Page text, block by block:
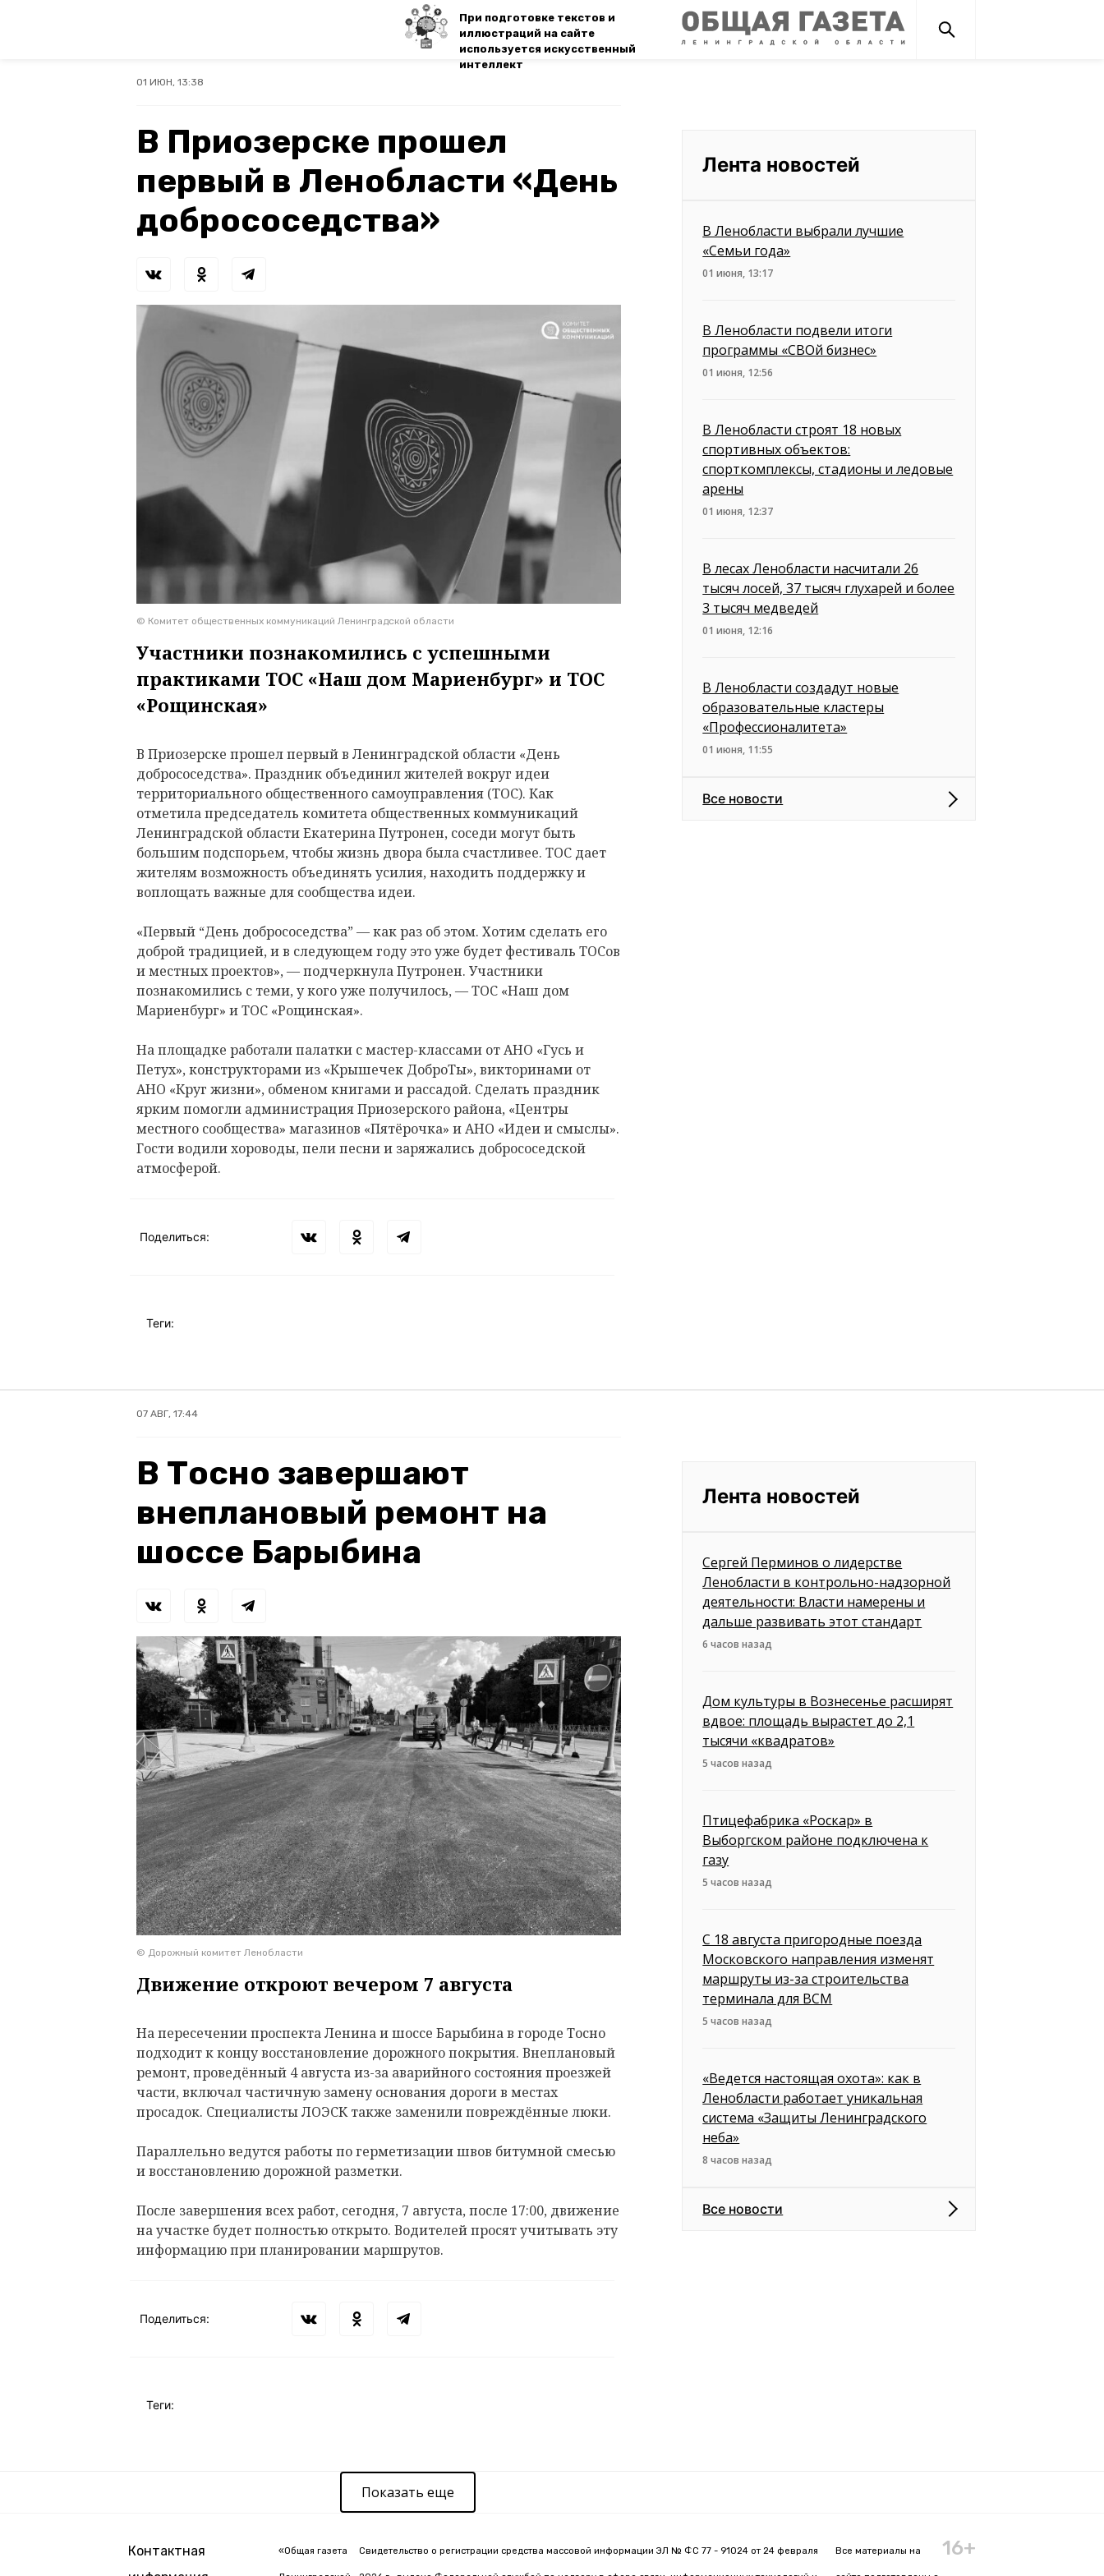
При подготовке текстов и
иллюстраций на сайте
используется искусственный
интеллект
01 ИЮН, 13:38
В Приозерске прошел
первый в Ленобласти «День
добрососедства»
© Комитет общественных коммуникаций Ленинградской области
Участники познакомились с успешными
практиками ТОС «Наш дом Мариенбург» и ТОС
«Рощинская»
В Приозерске прошел первый в Ленинградской области «День
добрососедства». Праздник объединил жителей вокруг идеи
территориального общественного самоуправления (ТОС). Как
отметила председатель комитета общественных коммуникаций
Ленинградской области Екатерина Путронен, соседи могут быть
большим подспорьем, чтобы жизнь двора была счастливее. ТОС дает
жителям возможность объединять усилия, находить поддержку и
воплощать важные для сообщества идеи.
«Первый “День добрососедства” — как раз об этом. Хотим сделать его
доброй традицией, и в следующем году это уже будет фестиваль ТОСов
и местных проектов», — подчеркнула Путронен. Участники
познакомились с теми, у кого уже получилось, — ТОС «Наш дом
Мариенбург» и ТОС «Рощинская».
На площадке работали палатки с мастер-классами от АНО «Гусь и
Петух», конструкторами из «Крышечек ДоброТы», викторинами от
АНО «Круг жизни», обменом книгами и рассадой. Сделать праздник
ярким помогли администрация Приозерского района, «Центры
местного сообщества» магазинов «Пятёрочка» и АНО «Идеи и смыслы».
Гости водили хороводы, пели песни и заряжались добрососедской
атмосферой.
Поделиться:
Теги:
Лента новостей
В Ленобласти выбрали лучшие
«Семьи года»
01 июня, 13:17
В Ленобласти подвели итоги
программы «СВОй бизнес»
01 июня, 12:56
В Ленобласти строят 18 новых
спортивных объектов:
спорткомплексы, стадионы и ледовые
арены
01 июня, 12:37
В лесах Ленобласти насчитали 26
тысяч лосей, 37 тысяч глухарей и более
3 тысяч медведей
01 июня, 12:16
В Ленобласти создадут новые
образовательные кластеры
«Профессионалитета»
01 июня, 11:55
Все новости
07 АВГ, 17:44
В Тосно завершают
внеплановый ремонт на
шоссе Барыбина
© Дорожный комитет Ленобласти
Движение откроют вечером 7 августа
На пересечении проспекта Ленина и шоссе Барыбина в городе Тосно
подходит к концу восстановление дорожного покрытия. Внеплановый
ремонт, проведённый 4 августа из-за аварийного состояния проезжей
части, включал частичную замену основания дороги в местах
просадок. Специалисты ЛОЭСК также заменили повреждённые люки.
Параллельно ведутся работы по герметизации швов битумной смесью
и восстановлению дорожной разметки.
После завершения всех работ, сегодня, 7 августа, после 17:00, движение
на участке будет полностью открыто. Водителей просят учитывать эту
информацию при планировании маршрутов.
Поделиться:
Теги:
Лента новостей
Сергей Перминов о лидерстве
Ленобласти в контрольно-надзорной
деятельности: Власти намерены и
дальше развивать этот стандарт
6 часов назад
Дом культуры в Вознесенье расширят
вдвое: площадь вырастет до 2,1
тысячи «квадратов»
5 часов назад
Птицефабрика «Роскар» в
Выборгском районе подключена к
газу
5 часов назад
С 18 августа пригородные поезда
Московского направления изменят
маршруты из-за строительства
терминала для ВСМ
5 часов назад
«Ведется настоящая охота»: как в
Ленобласти работает уникальная
система «Защиты Ленинградского
неба»
8 часов назад
Все новости
Показать еще
Контактная
«Общая газета Свидетельство о регистрации средства массовой информации ЭЛ № ФС 77 - 91024 от 24 февраля Все материалы на 16+